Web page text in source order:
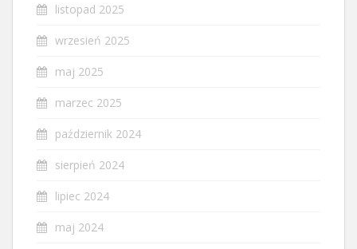
listopad 2025
wrzesień 2025
maj 2025
marzec 2025
październik 2024
sierpień 2024
lipiec 2024
maj 2024